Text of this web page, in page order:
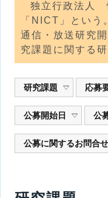
独立行政法人
「NICT」とい
通信・放送研究
究課題に関する
研究課題 応募
公募開始日 公
公募に関するお問合